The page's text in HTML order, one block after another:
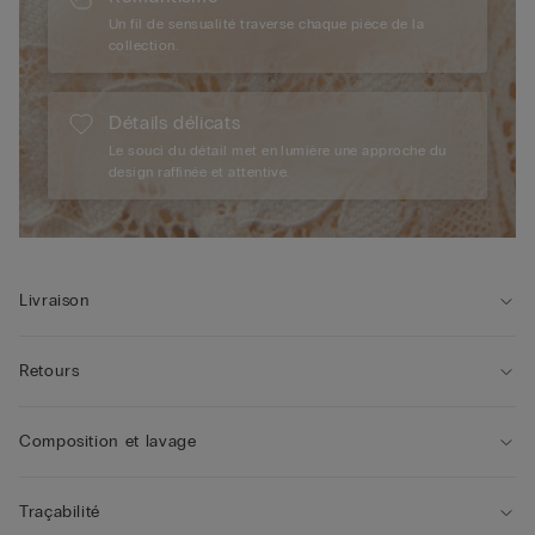
Un fil de sensualité traverse chaque pièce de la
collection.
Détails délicats
Le souci du détail met en lumière une approche du
design raffinée et attentive.
Livraison
Retours
Composition et lavage
Traçabilité